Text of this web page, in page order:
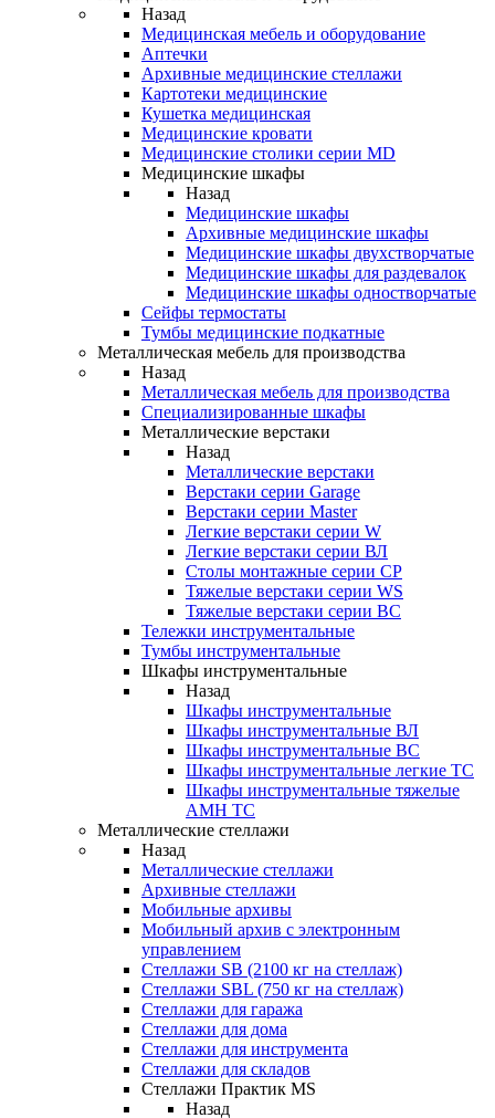
Назад
Медицинская мебель и оборудование
Аптечки
Архивные медицинские стеллажи
Картотеки медицинские
Кушетка медицинская
Медицинские кровати
Медицинские столики серии MD
Медицинские шкафы
Назад
Медицинские шкафы
Архивные медицинские шкафы
Медицинские шкафы двухстворчатые
Медицинские шкафы для раздевалок
Медицинские шкафы одностворчатые
Сейфы термостаты
Тумбы медицинские подкатные
Металлическая мебель для производства
Назад
Металлическая мебель для производства
Cпециализированные шкафы
Металлические верстаки
Назад
Металлические верстаки
Верстаки серии Garage
Верстаки серии Master
Легкие верстаки серии W
Легкие верстаки серии ВЛ
Столы монтажные серии СР
Тяжелые верстаки серии WS
Тяжелые верстаки серии ВС
Тележки инструментальные
Тумбы инструментальные
Шкафы инструментальные
Назад
Шкафы инструментальные
Шкафы инструментальные ВЛ
Шкафы инструментальные ВС
Шкафы инструментальные легкие ТС
Шкафы инструментальные тяжелые
AMH TC
Металлические стеллажи
Назад
Металлические стеллажи
Архивные стеллажи
Мобильные архивы
Мобильный архив с электронным
управлением
Стеллажи SB (2100 кг на стеллаж)
Стеллажи SBL (750 кг на стеллаж)
Стеллажи для гаража
Стеллажи для дома
Стеллажи для инструмента
Стеллажи для складов
Стеллажи Практик MS
Назад